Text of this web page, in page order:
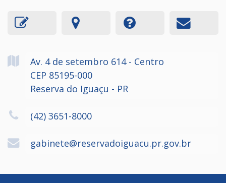
Av. 4 de setembro 614 - Centro
CEP 85195-000
Reserva do Iguaçu - PR
(42) 3651-8000
gabinete@reservadoiguacu.pr.gov.br